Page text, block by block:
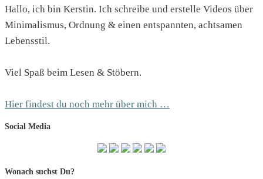
Hallo, ich bin Kerstin. Ich schreibe und erstelle Videos über
Minimalismus, Ordnung & einen entspannten, achtsamen
Lebensstil.
Viel Spaß beim Lesen & Stöbern.
Hier findest du noch mehr über mich …
Social Media
Wonach suchst Du?